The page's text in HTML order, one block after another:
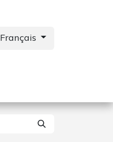
Français